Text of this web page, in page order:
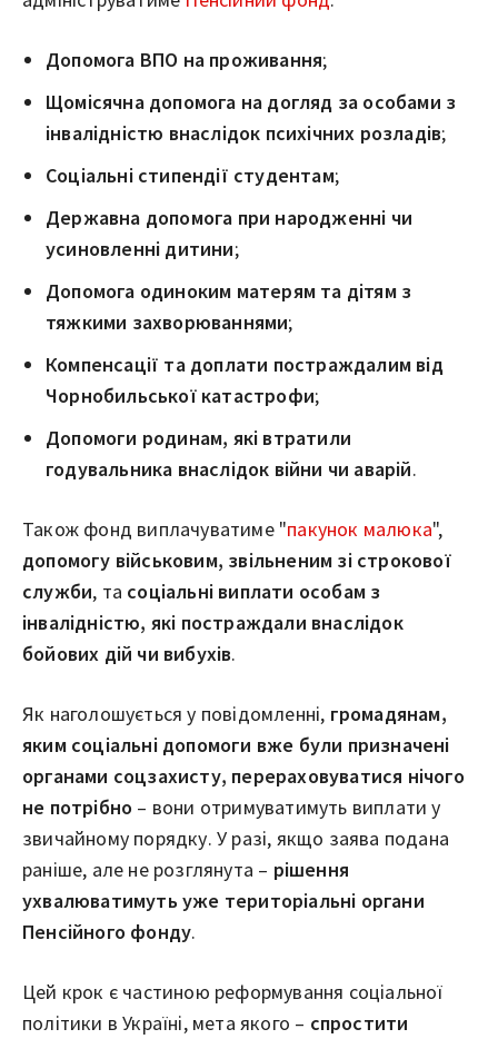
Допомога ВПО на проживання;
Щомісячна допомога на догляд за особами з
інвалідністю внаслідок психічних розладів;
Соціальні стипендії студентам;
Державна допомога при народженні чи
усиновленні дитини;
Допомога одиноким матерям та дітям з
тяжкими захворюваннями;
Компенсації та доплати постраждалим від
Чорнобильської катастрофи;
Допомоги родинам, які втратили
годувальника внаслідок війни чи аварій.
Також фонд виплачуватиме "пакунок малюка",
допомогу військовим, звільненим зі строкової
служби, та соціальні виплати особам з
інвалідністю, які постраждали внаслідок
бойових дій чи вибухів.
Як наголошується у повідомленні, громадянам,
яким соціальні допомоги вже були призначені
органами соцзахисту, перераховуватися нічого
не потрібно – вони отримуватимуть виплати у
звичайному порядку. У разі, якщо заява подана
раніше, але не розглянута – рішення
ухвалюватимуть уже територіальні органи
Пенсійного фонду.
Цей крок є частиною реформування соціальної
політики в Україні, мета якого – спростити